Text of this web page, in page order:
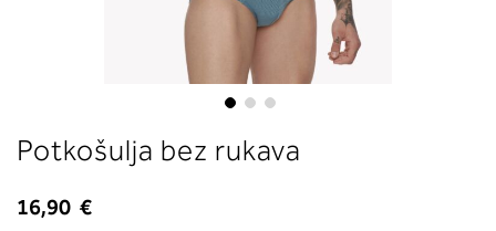
to
beginning
Potkošulja bez rukava
16,90 €
boste prebrali, katera globina
ustreza vaši meri (A, B …) – iščite v
stolpcu, ki ste ga določili s
obsegom.